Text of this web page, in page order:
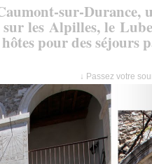
sur-Durance,
les Alpilles, le
pour des séjours
↓ Passez votre